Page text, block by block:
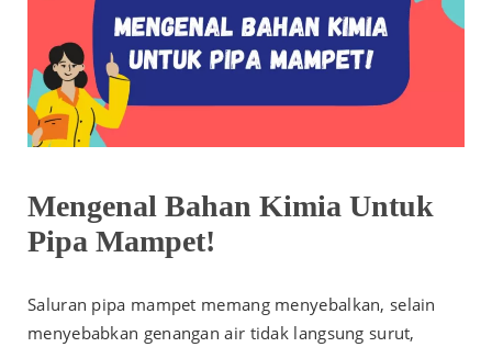
Mengenal Bahan Kimia Untuk
Pipa Mampet!
Saluran pipa mampet memang menyebalkan, selain
menyebabkan genangan air tidak langsung surut,